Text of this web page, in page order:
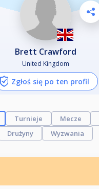
Brett Crawford
United Kingdom
Zgłoś się po ten profil
Turnieje Mecze
Drużyny
Wyzwania